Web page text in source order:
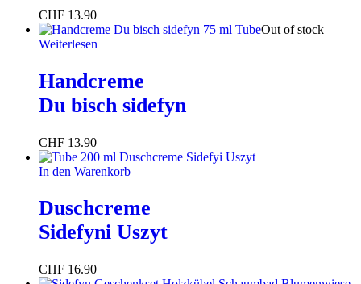
CHF 13.90
Out of stock
Weiterlesen
Handcreme
Du bisch sidefyn
CHF 13.90
In den Warenkorb
Duschcreme
Sidefyni Uszyt
CHF 16.90